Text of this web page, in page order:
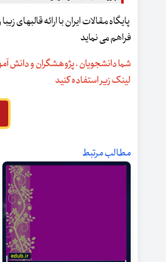
پایگاه مقالات ایران با ارائه
فراهم می نماید
شما دانشجویان ، پژوهشگران و دانش
لینک زیر استفاده کنید
مطالب مرتبط